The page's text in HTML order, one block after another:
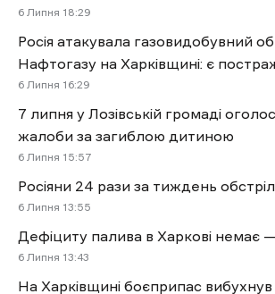
6 Липня 18:29
Росія атакувала газовидобувний
Нафтогазу на Харківщині: є
6 Липня 16:29
7 липня у Лозівській громаді
жалоби за загиблою дитиною
6 Липня 15:57
Росіяни 24 рази за тиждень
6 Липня 13:55
Дефіциту палива в Харкові немає
6 Липня 13:43
На Харківщині боєприпас